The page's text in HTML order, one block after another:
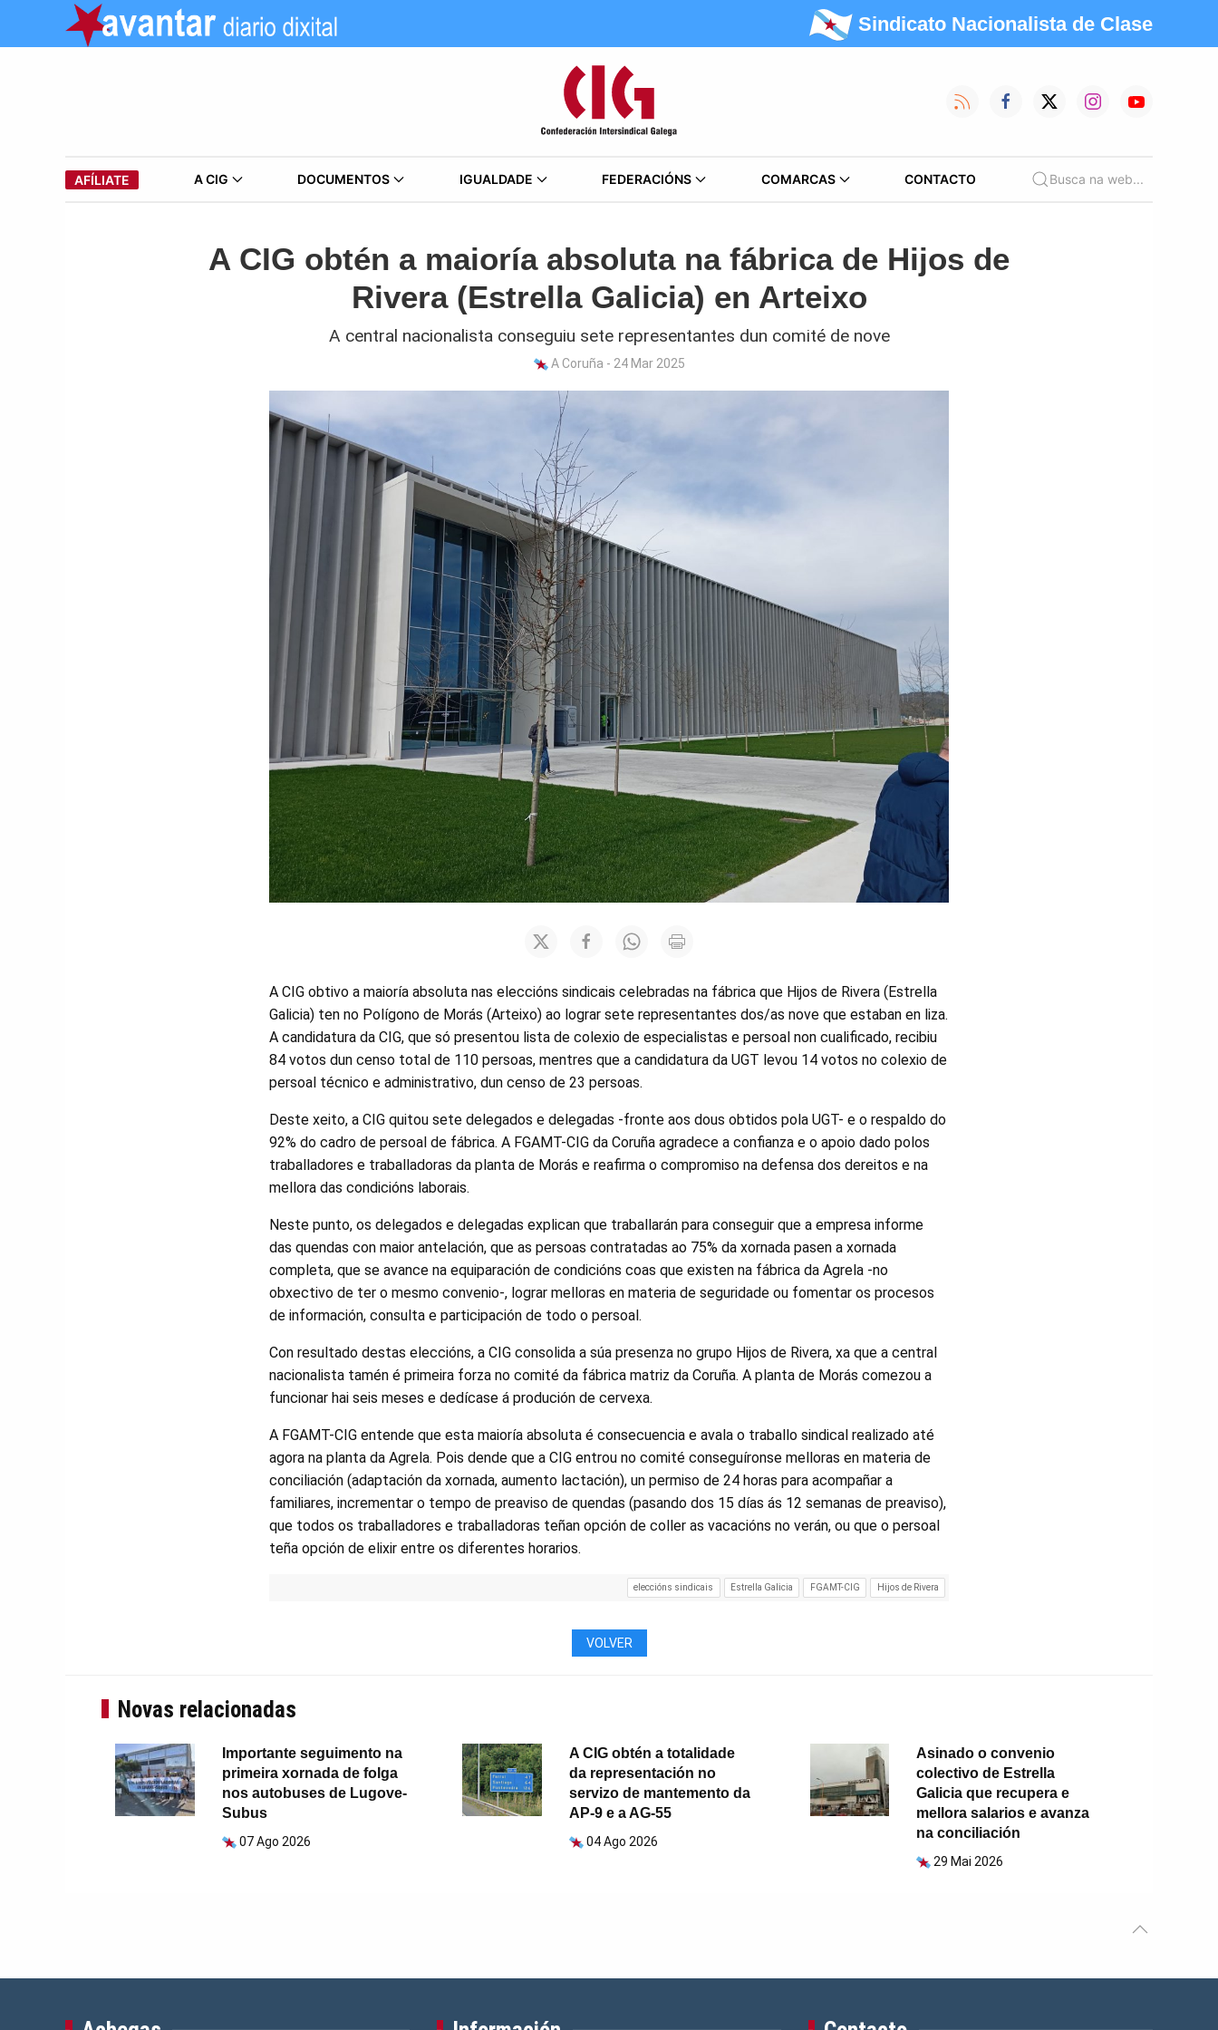
Sindicato Nacionalista de Clase
AFÍLIATE A CIG DOCUMENTOS IGUALDADE FEDERACIÓNS COMARCAS CONTACTO Busca na web...
A CIG obtén a maioría absoluta na fábrica de Hijos de
Rivera (Estrella Galicia) en Arteixo
A central nacionalista conseguiu sete representantes dun comité de nove
A Coruña - 24 Mar 2025
A CIG obtivo a maioría absoluta nas eleccións sindicais celebradas na fábrica que Hijos de Rivera (Estrella
Galicia) ten no Polígono de Morás (Arteixo) ao lograr sete representantes dos/as nove que estaban en liza.
A candidatura da CIG, que só presentou lista de colexio de especialistas e persoal non cualificado, recibiu
84 votos dun censo total de 110 persoas, mentres que a candidatura da UGT levou 14 votos no colexio de
persoal técnico e administrativo, dun censo de 23 persoas.
Deste xeito, a CIG quitou sete delegados e delegadas -fronte aos dous obtidos pola UGT- e o respaldo do
92% do cadro de persoal de fábrica. A FGAMT-CIG da Coruña agradece a confianza e o apoio dado polos
traballadores e traballadoras da planta de Morás e reafirma o compromiso na defensa dos dereitos e na
mellora das condicións laborais.
Neste punto, os delegados e delegadas explican que traballarán para conseguir que a empresa informe
das quendas con maior antelación, que as persoas contratadas ao 75% da xornada pasen a xornada
completa, que se avance na equiparación de condicións coas que existen na fábrica da Agrela -no
obxectivo de ter o mesmo convenio-, lograr melloras en materia de seguridade ou fomentar os procesos
de información, consulta e participación de todo o persoal.
Con resultado destas eleccións, a CIG consolida a súa presenza no grupo Hijos de Rivera, xa que a central
nacionalista tamén é primeira forza no comité da fábrica matriz da Coruña. A planta de Morás comezou a
funcionar hai seis meses e dedícase á produción de cervexa.
A FGAMT-CIG entende que esta maioría absoluta é consecuencia e avala o traballo sindical realizado até
agora na planta da Agrela. Pois dende que a CIG entrou no comité conseguíronse melloras en materia de
conciliación (adaptación da xornada, aumento lactación), un permiso de 24 horas para acompañar a
familiares, incrementar o tempo de preaviso de quendas (pasando dos 15 días ás 12 semanas de preaviso),
que todos os traballadores e traballadoras teñan opción de coller as vacacións no verán, ou que o persoal
teña opción de elixir entre os diferentes horarios.
eleccións sindicais Estrella Galicia FGAMT-CIG Hijos de Rivera
VOLVER
Novas relacionadas
Importante seguimento na
primeira xornada de folga
nos autobuses de Lugove-
Subus
07 Ago 2026
A CIG obtén a totalidade
da representación no
servizo de mantemento da
AP-9 e a AG-55
04 Ago 2026
Asinado o convenio
colectivo de Estrella
Galicia que recupera e
mellora salarios e avanza
na conciliación
29 Mai 2026